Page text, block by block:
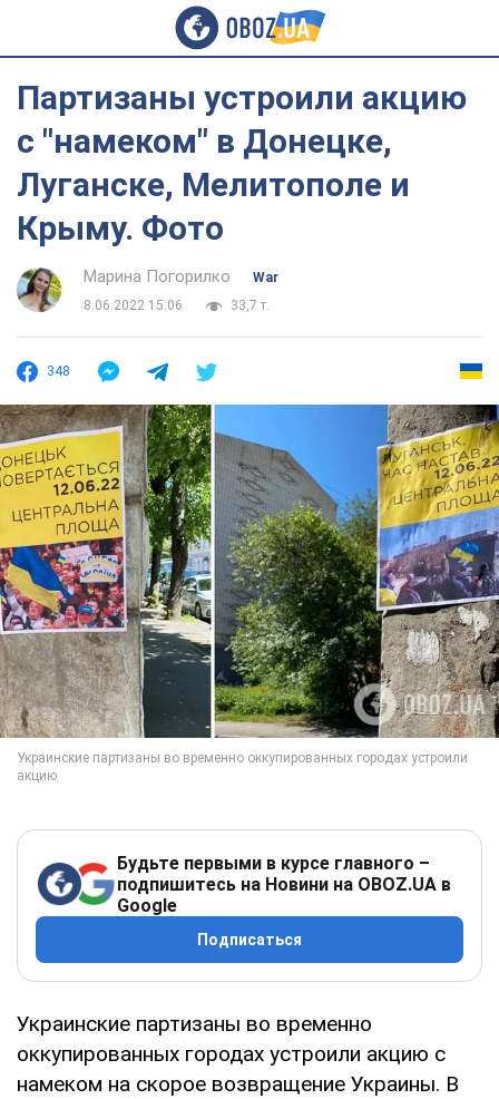
Партизаны устроили акцию
с "намеком" в Донецке,
Луганске, Мелитополе и
Крыму. Фото
Марина Погорилко
War
8.06.2022 15:06
33,7 т.
348
Будьте первыми в курсе главного –
подпишитесь на Новини на OBOZ.UA в
Google
Подписаться
Украинские партизаны во временно
оккупированных городах устроили акцию с
намеком на скорое возвращение Украины. В